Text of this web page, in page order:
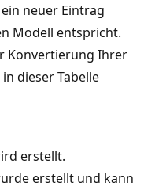
neuer Eintrag
Modell entspricht.
Konvertierung Ihrer
dieser Tabelle
erstellt.
erstellt und kann